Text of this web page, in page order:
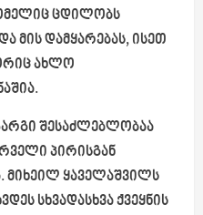
ცდილობს
მის დამყარებას, ისეთ
ახლო
შესაძლებლობაა
პირისგან
მიხეილ ყაველაშვილს
სხვადასხვა ქვეყნის